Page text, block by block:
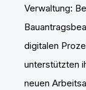
Verwaltung:
digitalen
unterstützten
neuen